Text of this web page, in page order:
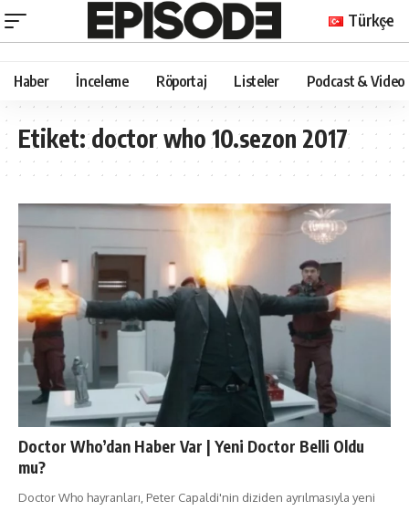
Türkçe
Haber İnceleme Röportaj Listeler Podcast & Video
Etiket:doctor who 10.sezon 2017
Doctor Who’dan Haber Var | Yeni Doctor Belli Oldu
mu?
Doctor Who hayranları, Peter Capaldi'nin diziden ayrılmasıyla yeni